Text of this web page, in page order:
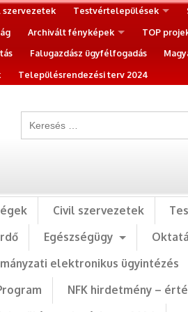
szervezetek Testvértelepülések
Archivált fényképek TOP
Falugazdász ügyfélfogadás
Településrendezési terv 2024
Civil szervezetek
Egészségügy
elektronikus ügyintézés
NFK hirdetmény –